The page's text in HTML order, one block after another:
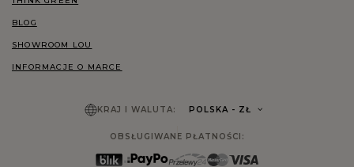
BLOG
SHOWROOM LOU
INFORMACJE O MARCE
KRAJ I WALUTA: POLSKA - ZŁ
OBSŁUGIWANE PŁATNOŚCI: